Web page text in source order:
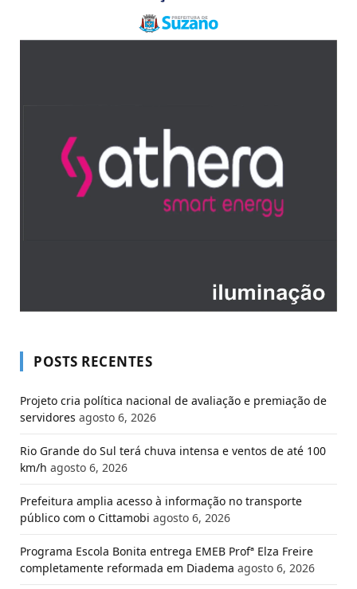
POSTS RECENTES
Projeto cria política nacional de avaliação e premiação de
servidores agosto 6, 2026
Rio Grande do Sul terá chuva intensa e ventos de até 100
km/h agosto 6, 2026
Prefeitura amplia acesso à informação no transporte
público com o Cittamobi agosto 6, 2026
Programa Escola Bonita entrega EMEB Profª Elza Freire
completamente reformada em Diadema agosto 6, 2026